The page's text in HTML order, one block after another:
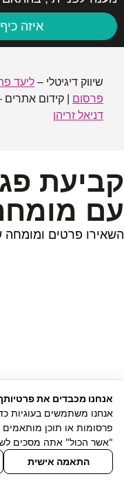
איזה
שיווק דיגיטלי – ליעד
פרסום | קידום אתרים
דניאל זריהן
קביעת
עם
השאירו פרטים ומומחה
אנחנו מכבדים את
אנחנו משתמשים בעוגיות
פרסומות או תוכן
"אשר הכול" אתה מסכים
התאמה אישית